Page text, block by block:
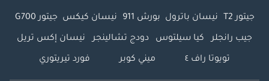
جيتور T2 نيسان باترول بورش 911 نيسان كيكس جيتور G700
جيب رانجلر كيا سيلتوس دودج تشالينجر نيسان إكس تريل
تويوتا راف ٤ ميني كوبر فورد تيريتوري